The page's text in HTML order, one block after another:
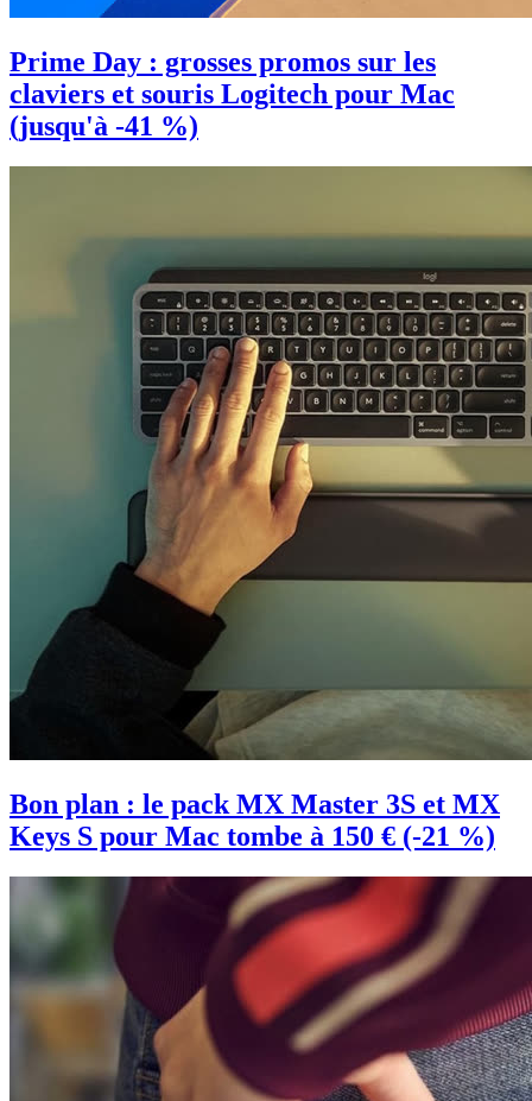
Prime Day : grosses promos sur les
claviers et souris Logitech pour Mac
(jusqu'à -41 %)
Bon plan : le pack MX Master 3S et MX
Keys S pour Mac tombe à 150 € (-21 %)